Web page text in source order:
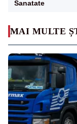
MAI MULTE
Sanatate